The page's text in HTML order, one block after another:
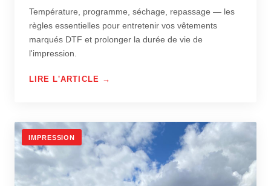
Température, programme, séchage, repassage — les
règles essentielles pour entretenir vos vêtements
marqués DTF et prolonger la durée de vie de
l'impression.
LIRE L'ARTICLE →
IMPRESSION